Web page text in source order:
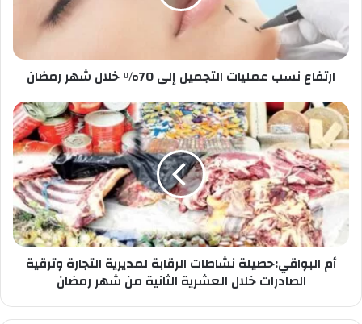
خ
ص
ن
س
ب
ل
ي
ا
ت
ا
ل
ج
م
ل
ارتفاع نسب عمليات التجميل إلى 70% خلال شهر رمضان
أ
م
ا
ب
و
ق
ي
ي
أم البواقي:حصيلة نشاطات الرقابة لمديرية التجارة وترقية
الصادرات خلال العشرية الثانية من شهر رمضان